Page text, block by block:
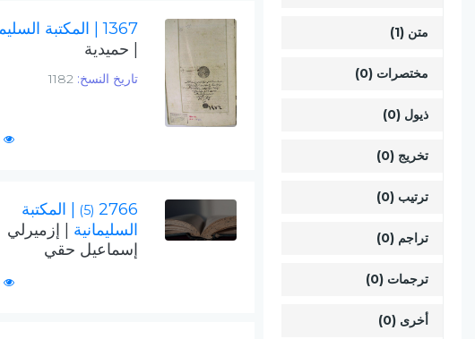
متن (1)
مختصرات (0)
ذيول (0)
تخريج (0)
ترتيب (0)
تراجم (0)
ترجمات (0)
أخرى (0)
1367
| المكتبة
| حميدية
تاريخ النسخ: 1182
2766
(5)
| المكتبة
السليمانية
| إزميرلي
إسماعيل حقي